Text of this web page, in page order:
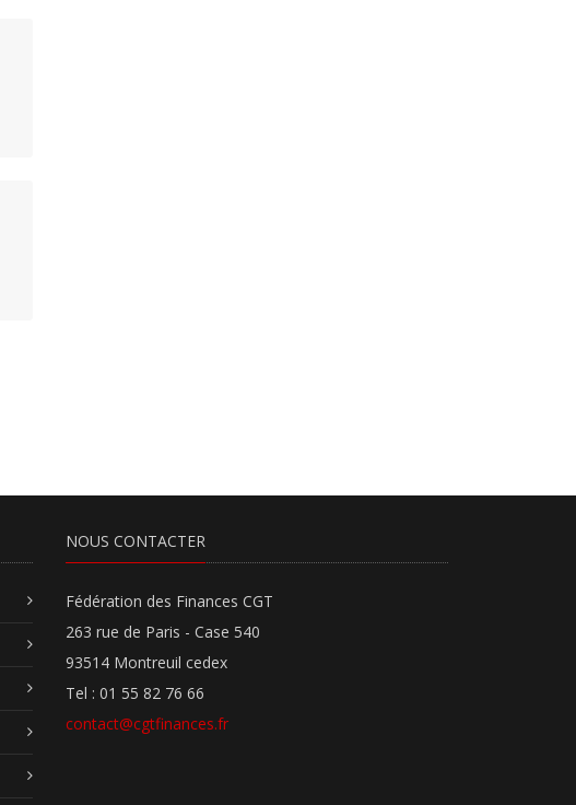
NOUS CONTACTER
Fédération des Finances CGT
263 rue de Paris - Case 540
93514 Montreuil cedex
Tel : 01 55 82 76 66
contact@cgtfinances.fr